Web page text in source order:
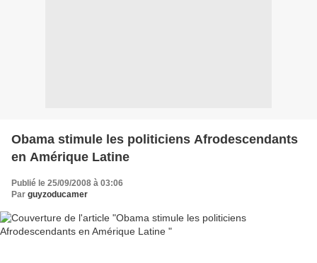
Obama stimule les politiciens Afrodescendants
en Amérique Latine
Publié le 25/09/2008 à 03:06
Par guyzoducamer